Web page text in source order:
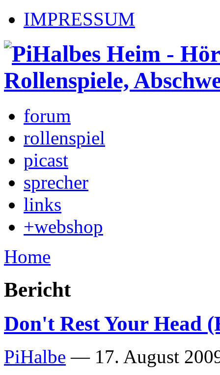
IMPRESSUM
forum
rollenspiel
picast
sprecher
links
+webshop
Home
Bericht
Don't Rest Your Head
PiHalbe — 17. August